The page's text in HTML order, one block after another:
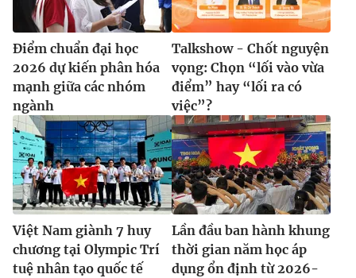
Điểm chuẩn đại học
2026 dự kiến phân hóa
mạnh giữa các nhóm
ngành
Talkshow - Chốt nguyện
vọng: Chọn “lối vào vừa
điểm” hay “lối ra có
việc”?
Việt Nam giành 7 huy
chương tại Olympic Trí
tuệ nhân tạo quốc tế
Lần đầu ban hành khung
thời gian năm học áp
dụng ổn định từ 2026-